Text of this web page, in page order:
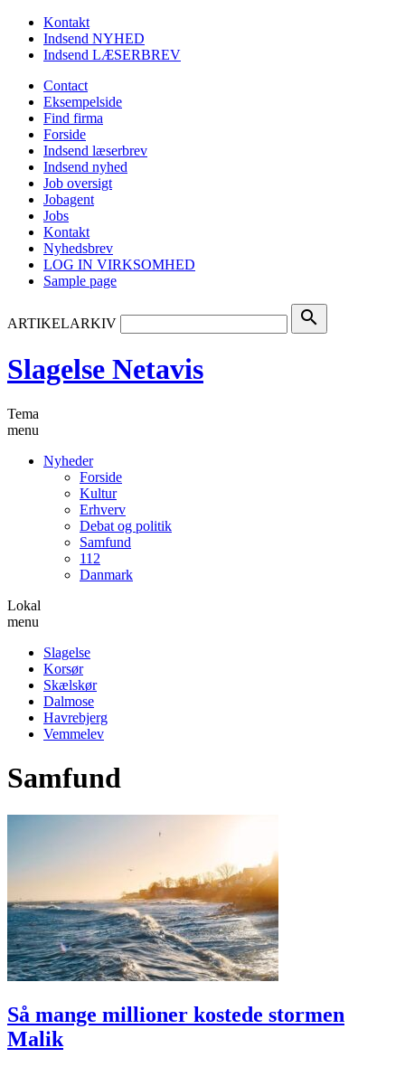
Kontakt
Indsend NYHED
Indsend LÆSERBREV
Contact
Eksempelside
Find firma
Forside
Indsend læserbrev
Indsend nyhed
Job oversigt
Jobagent
Jobs
Kontakt
Nyhedsbrev
LOG IN VIRKSOMHED
Sample page
ARTIKELARKIV search
Slagelse Netavis
Tema
menu
Nyheder
Forside
Kultur
Erhverv
Debat og politik
Samfund
112
Danmark
Lokal
menu
Slagelse
Korsør
Skælskør
Dalmose
Havrebjerg
Vemmelev
Samfund
Så mange millioner kostede stormen
Malik